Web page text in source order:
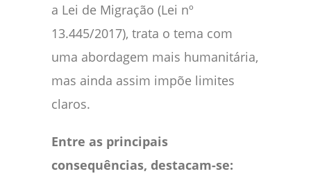
a Lei de Migração (Lei nº
13.445/2017), trata o tema com
uma abordagem mais humanitária,
mas ainda assim impõe limites
claros.
Entre as principais
consequências, destacam-se: